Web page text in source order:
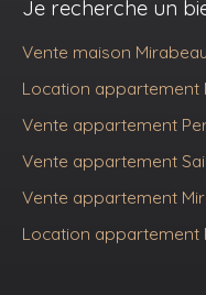
Je recherche un
Vente maison
Location appartement
Vente appartement
Vente appartement
Vente appartement
Location appartement